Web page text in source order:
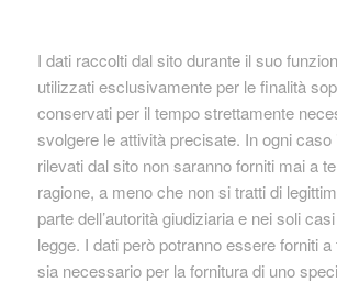
I dati raccolti dal sito durante il suo
utilizzati esclusivamente per le finalità
conservati per il tempo strettamente
svolgere le attività precisate. In ogni caso
rilevati dal sito non saranno forniti mai a
ragione, a meno che non si tratti di
parte dell’autorità giudiziaria e nei soli
legge. I dati però potranno essere forniti
sia necessario per la fornitura di uno